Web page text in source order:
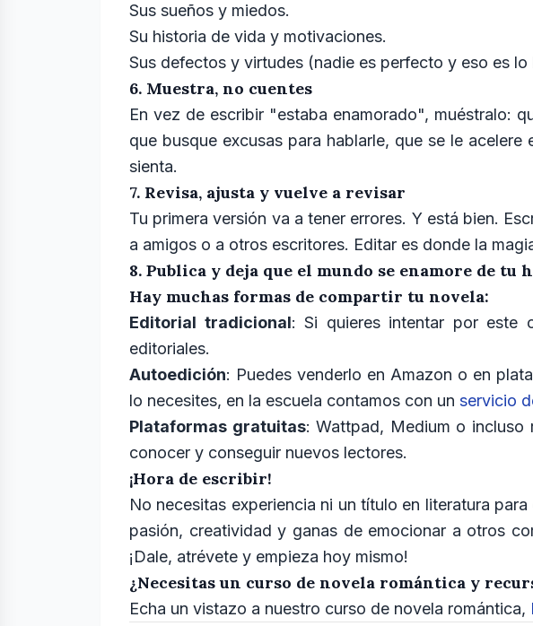
Sus sueños y miedos.
Su historia de vida y motivaciones.
Sus defectos y virtudes (nadie es perfecto y eso es lo
6. Muestra, no cuentes
En vez de escribir "estaba enamorado", muéstralo:
que busque excusas para hablarle, que se le
sienta.
7. Revisa, ajusta y vuelve a revisar
Tu primera versión va a tener errores. Y está bien.
a amigos o a otros escritores. Editar es donde la
8. Publica y deja que el mundo se enamore de tu
Hay muchas formas de compartir tu novela:
Editorial tradicional: Si quieres intentar por este
editoriales.
Autoedición: Puedes venderlo en Amazon o en
lo necesites, en la escuela contamos con un servicio
Plataformas gratuitas: Wattpad, Medium o incluso
conocer y conseguir nuevos lectores.
¡Hora de escribir!
No necesitas experiencia ni un título en literatura
pasión, creatividad y ganas de emocionar a otros
¡Dale, atrévete y empieza hoy mismo!
¿Necesitas un curso de novela romántica y
Echa un vistazo a nuestro curso de novela romántica,